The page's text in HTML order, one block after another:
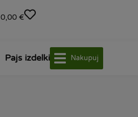
0,00 €
Pajs izdelki Nakupuj